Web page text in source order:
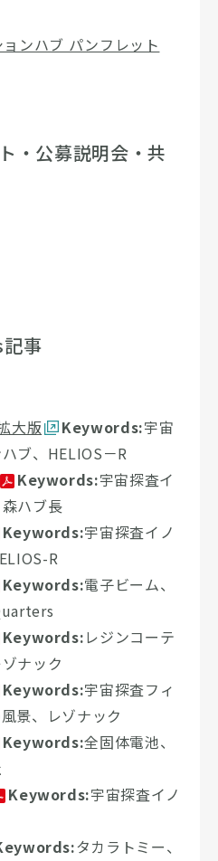
ンハブ パンフレット
・公募説明会・共
事
大版 Keywords:宇宙
ブ、HELIOS－R
Keywords:宇宙探査イ
ハブ長
Keywords:宇宙探査イノ
R
Keywords:電子ビーム、
Keywords:レジンコーテ
ナック
Keywords:宇宙探査フィ
景、レゾナック
Keywords:全固体電池、
Keywords:宇宙探査イノ
タカラトミー、